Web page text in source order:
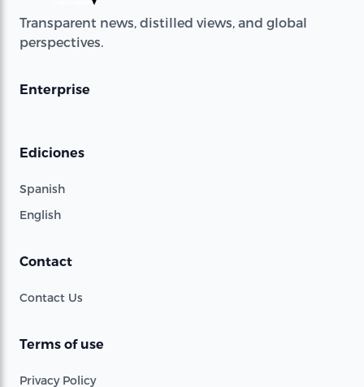
Transparent news, distilled views, and global
perspectives.
Enterprise
Ediciones
Spanish
English
Contact
Contact Us
Terms of use
Privacy Policy